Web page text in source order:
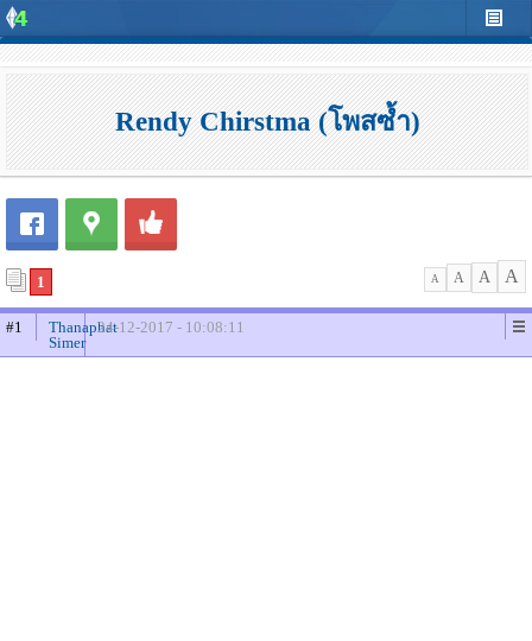
Rendy Chirstma (โพสซ้ำ)
1 A A A A
#1
Thanaphat
Simer
24-12-2017 - 10:08:11